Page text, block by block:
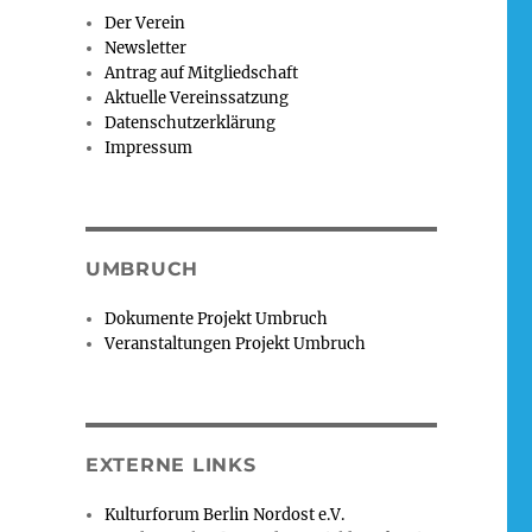
Torffest im Wedding“
Der Verein
Newsletter
Antrag auf Mitgliedschaft
Aktuelle Vereinssatzung
Datenschutzerklärung
Impressum
UMBRUCH
Dokumente Projekt Umbruch
Veranstaltungen Projekt Umbruch
EXTERNE LINKS
Kulturforum Berlin Nordost e.V.